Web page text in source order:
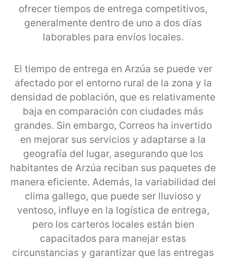
ofrecer tiempos de entrega competitivos,
generalmente dentro de uno a dos días
laborables para envíos locales.
El tiempo de entrega en Arzúa se puede ver
afectado por el entorno rural de la zona y la
densidad de población, que es relativamente
baja en comparación con ciudades más
grandes. Sin embargo, Correos ha invertido
en mejorar sus servicios y adaptarse a la
geografía del lugar, asegurando que los
habitantes de Arzúa reciban sus paquetes de
manera eficiente. Además, la variabilidad del
clima gallego, que puede ser lluvioso y
ventoso, influye en la logística de entrega,
pero los carteros locales están bien
capacitados para manejar estas
circunstancias y garantizar que las entregas